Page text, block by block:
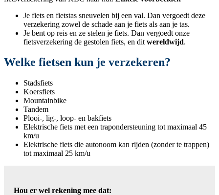
Je fiets en fietstas sneuvelen bij een val. Dan vergoedt deze
verzekering zowel de schade aan je fiets als aan je tas.
Je bent op reis en ze stelen je fiets. Dan vergoedt onze
fietsverzekering de gestolen fiets, en dit wereldwijd.
Welke fietsen kun je verzekeren?
Stadsfiets
Koersfiets
Mountainbike
Tandem
Plooi-, lig-, loop- en bakfiets
Elektrische fiets met een trapondersteuning tot maximaal 45
km/u
Elektrische fiets die autonoom kan rijden (zonder te trappen)
tot maximaal 25 km/u
Hou er wel rekening mee dat: